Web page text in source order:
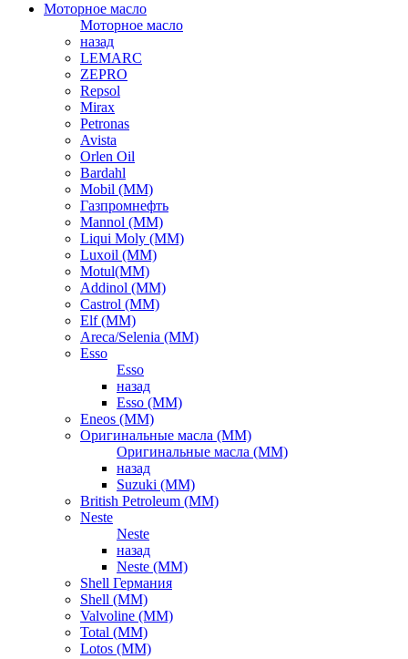
Моторное масло
Моторное масло
назад
LEMARC
ZEPRO
Repsol
Mirax
Petronas
Avista
Orlen Oil
Bardahl
Mobil (ММ)
Газпромнефть
Mannol (ММ)
Liqui Moly (ММ)
Luxoil (ММ)
Motul(ММ)
Addinol (ММ)
Castrol (ММ)
Elf (ММ)
Areca/Selenia (ММ)
Esso
Esso
назад
Esso (ММ)
Eneos (ММ)
Оригинальные масла (ММ)
Оригинальные масла (ММ)
назад
Suzuki (ММ)
British Petroleum (ММ)
Neste
Neste
назад
Neste (ММ)
Shell Германия
Shell (ММ)
Valvoline (ММ)
Total (ММ)
Lotos (ММ)